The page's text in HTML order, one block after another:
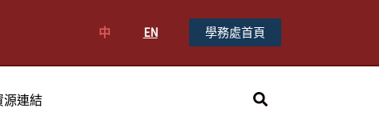
中 EN 學務處首頁
源連結
搜